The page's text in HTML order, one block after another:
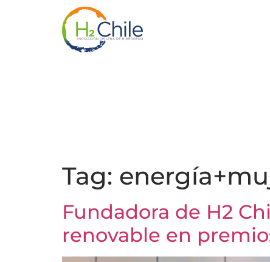
Tag:
Fundadora de H2
renovable en